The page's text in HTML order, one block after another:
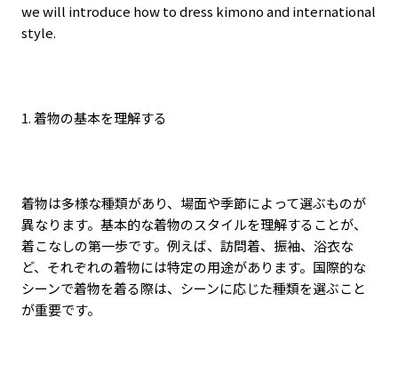
we will introduce how to dress kimono and international
style.
1.着物の基本を理解する
着物は多様な種類があり、場面や季節によって選ぶものが
異なります。基本的な着物のスタイルを理解することが、
着こなしの第一歩です。例えば、訪問着、振袖、浴衣な
ど、それぞれの着物には特定の用途があります。国際的な
シーンで着物を着る際は、シーンに応じた種類を選ぶこと
が重要です。